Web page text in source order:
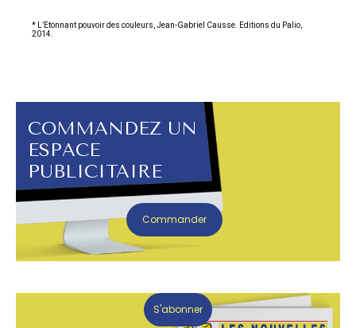
* L’Etonnant pouvoir des couleurs, Jean-Gabriel Causse. Editions du Palio,
2014.
COMMANDEZ UN
ESPACE
PUBLICITAIRE
Commander
S'abonner